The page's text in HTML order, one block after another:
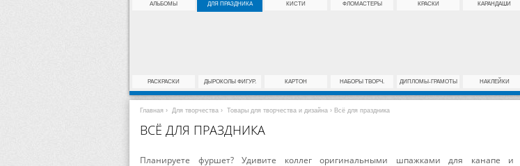
АЛЬБОМЫ ДЛЯ ПРАЗДНИКА КИСТИ ФЛОМАСТЕРЫ КРАСКИ КАРАНДАШИ
РАСКРАСКИ ДЫРОКОЛЫ ФИГУР. КАРТОН НАБОРЫ ТВОРЧ. ДИПЛОМЫ-ГРАМОТЫ НАКЛЕЙКИ
Главная › Для творчества › Товары для творчества и дизайна › Всё для праздника
ВСЁ ДЛЯ ПРАЗДНИКА
Планируете фуршет? Удивите коллег оригинальными шпажками для канапе и